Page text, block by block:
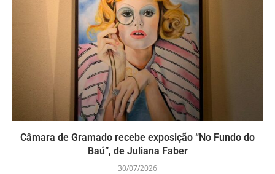
Câmara de Gramado recebe exposição “No Fundo do
Baú”, de Juliana Faber
30/07/2026